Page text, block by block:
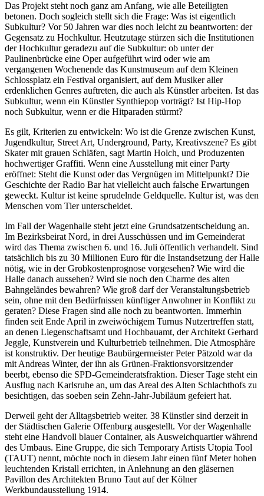
Das Projekt steht noch ganz am Anfang, wie alle Beteiligten
betonen. Doch sogleich stellt sich die Frage: Was ist eigentlich
Subkultur? Vor 50 Jahren war dies noch leicht zu beantworten: der
Gegensatz zu Hochkultur. Heutzutage stürzen sich die Institutionen
der Hochkultur geradezu auf die Subkultur: ob unter der
Paulinenbrücke eine Oper aufgeführt wird oder wie am
vergangenen Wochenende das Kunstmuseum auf dem Kleinen
Schlossplatz ein Festival organisiert, auf dem Musiker aller
erdenklichen Genres auftreten, die auch als Künstler arbeiten. Ist das
Subkultur, wenn ein Künstler Synthiepop vorträgt? Ist Hip-Hop
noch Subkultur, wenn er die Hitparaden stürmt?
Es gilt, Kriterien zu entwickeln: Wo ist die Grenze zwischen Kunst,
Jugendkultur, Street Art, Underground, Party, Kreativszene? Es gibt
Skater mit grauen Schläfen, sagt Martin Holch, und Produzenten
hochwertiger Graffiti. Wenn eine Ausstellung mit einer Party
eröffnet: Steht die Kunst oder das Vergnügen im Mittelpunkt? Die
Geschichte der Radio Bar hat vielleicht auch falsche Erwartungen
geweckt. Kultur ist keine sprudelnde Geldquelle. Kultur ist, was den
Menschen vom Tier unterscheidet.
Im Fall der Wagenhalle steht jetzt eine Grundsatzentscheidung an.
Im Bezirksbeirat Nord, in drei Ausschüssen und im Gemeinderat
wird das Thema zwischen 6. und 16. Juli öffentlich verhandelt. Sind
tatsächlich bis zu 30 Millionen Euro für die Instandsetzung der Halle
nötig, wie in der Grobkostenprognose vorgesehen? Wie wird die
Halle danach aussehen? Wird sie noch den Charme des alten
Bahngeländes bewahren? Wie groß darf der Veranstaltungsbetrieb
sein, ohne mit den Bedürfnissen künftiger Anwohner in Konflikt zu
geraten? Diese Fragen sind alle noch zu beantworten. Immerhin
finden seit Ende April in zweiwöchigem Turnus Nutzertreffen statt,
an denen Liegenschaftsamt und Hochbauamt, der Architekt Gerhard
Jeggle, Kunstverein und Kulturbetrieb teilnehmen. Die Atmosphäre
ist konstruktiv. Der heutige Baubürgermeister Peter Pätzold war da
mit Andreas Winter, der ihn als Grünen-Fraktionsvorsitzender
beerbt, ebenso die SPD-Gemeinderatsfraktion. Dieser Tage steht ein
Ausflug nach Karlsruhe an, um das Areal des Alten Schlachthofs zu
besichtigen, das soeben sein Zehn-Jahr-Jubiläum gefeiert hat.
Derweil geht der Alltagsbetrieb weiter. 38 Künstler sind derzeit in
der Städtischen Galerie Offenburg ausgestellt. Vor der Wagenhalle
steht eine Handvoll blauer Container, als Ausweichquartier während
des Umbaus. Eine Gruppe, die sich Temporary Artists Utopia Tool
(TAUT) nennt, möchte noch in diesem Jahr einen fünf Meter hohen
leuchtenden Kristall errichten, in Anlehnung an den gläsernen
Pavillon des Architekten Bruno Taut auf der Kölner
Werkbundausstellung 1914.